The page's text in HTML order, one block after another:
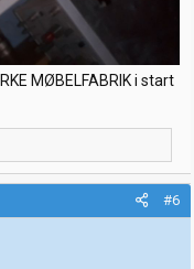
MØBELFABRIK i start
#6